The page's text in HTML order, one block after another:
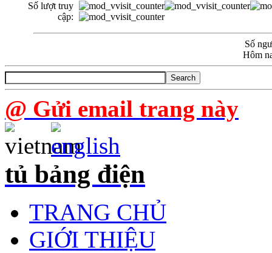
Số lượt truy
cập:
Số
Hôm
@ Gửi email trang này
tủ bảng điện
TRANG CHỦ
GIỚI THIỆU